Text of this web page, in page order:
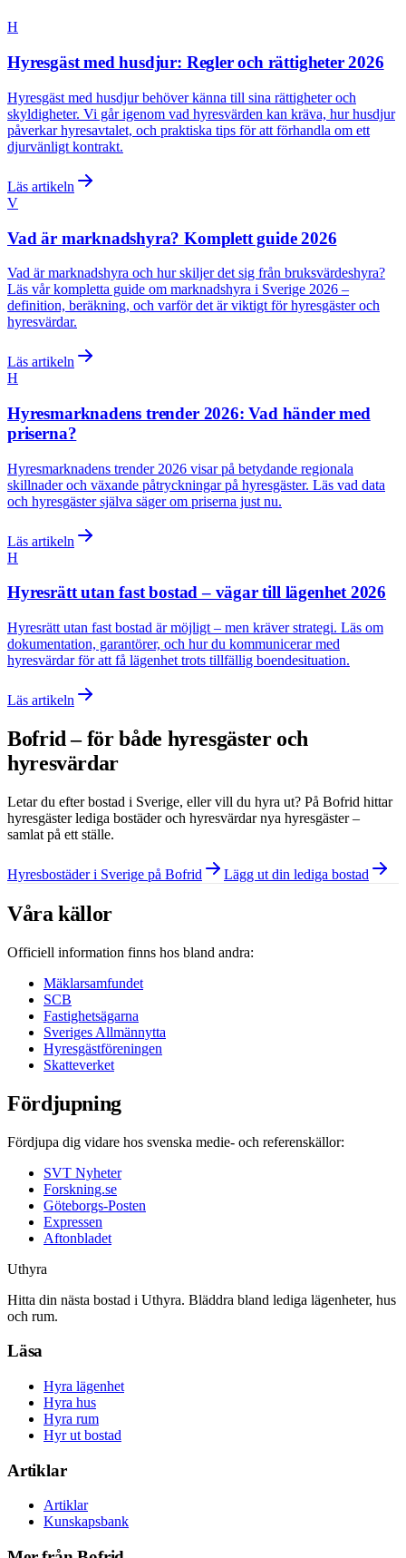
H
Hyresgäst med husdjur: Regler och rättigheter 2026
Hyresgäst med husdjur behöver känna till sina rättigheter och
skyldigheter. Vi går igenom vad hyresvärden kan kräva, hur husdjur
påverkar hyresavtalet, och praktiska tips för att förhandla om ett
djurvänligt kontrakt.
Läs artikeln
V
Vad är marknadshyra? Komplett guide 2026
Vad är marknadshyra och hur skiljer det sig från bruksvärdeshyra?
Läs vår kompletta guide om marknadshyra i Sverige 2026 –
definition, beräkning, och varför det är viktigt för hyresgäster och
hyresvärdar.
Läs artikeln
H
Hyresmarknadens trender 2026: Vad händer med
priserna?
Hyresmarknadens trender 2026 visar på betydande regionala
skillnader och växande påtryckningar på hyresgäster. Läs vad data
och hyresgäster själva säger om priserna just nu.
Läs artikeln
H
Hyresrätt utan fast bostad – vägar till lägenhet 2026
Hyresrätt utan fast bostad är möjligt – men kräver strategi. Läs om
dokumentation, garantörer, och hur du kommunicerar med
hyresvärdar för att få lägenhet trots tillfällig boendesituation.
Läs artikeln
Bofrid – för både hyresgäster och
hyresvärdar
Letar du efter bostad i Sverige, eller vill du hyra ut? På Bofrid hittar
hyresgäster lediga bostäder och hyresvärdar nya hyresgäster –
samlat på ett ställe.
Hyresbostäder i Sverige på Bofrid Lägg ut din lediga bostad
Våra källor
Officiell information finns hos bland andra:
Mäklarsamfundet
SCB
Fastighetsägarna
Sveriges Allmännytta
Hyresgästföreningen
Skatteverket
Fördjupning
Fördjupa dig vidare hos svenska medie- och referenskällor:
SVT Nyheter
Forskning.se
Göteborgs-Posten
Expressen
Aftonbladet
Uthyra
Hitta din nästa bostad i Uthyra. Bläddra bland lediga lägenheter, hus
och rum.
Läsa
Hyra lägenhet
Hyra hus
Hyra rum
Hyr ut bostad
Artiklar
Artiklar
Kunskapsbank